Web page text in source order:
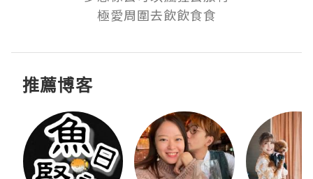
極愛周圍去飲飲食食
推薦博客